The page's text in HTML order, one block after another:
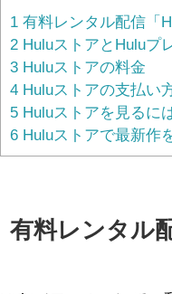
1 有料レンタル配信「
2 HuluストアとHuluプ
3 Huluストアの料金
4 Huluストアの支払い
5 Huluストアを見るに
6 Huluストアで最新作
有料レンタル